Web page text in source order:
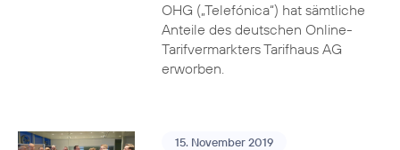
OHG („Telefónica“) hat sämtliche
Anteile des deutschen Online-
Tarifvermarkters Tarifhaus AG
erworben.
15. November 2019